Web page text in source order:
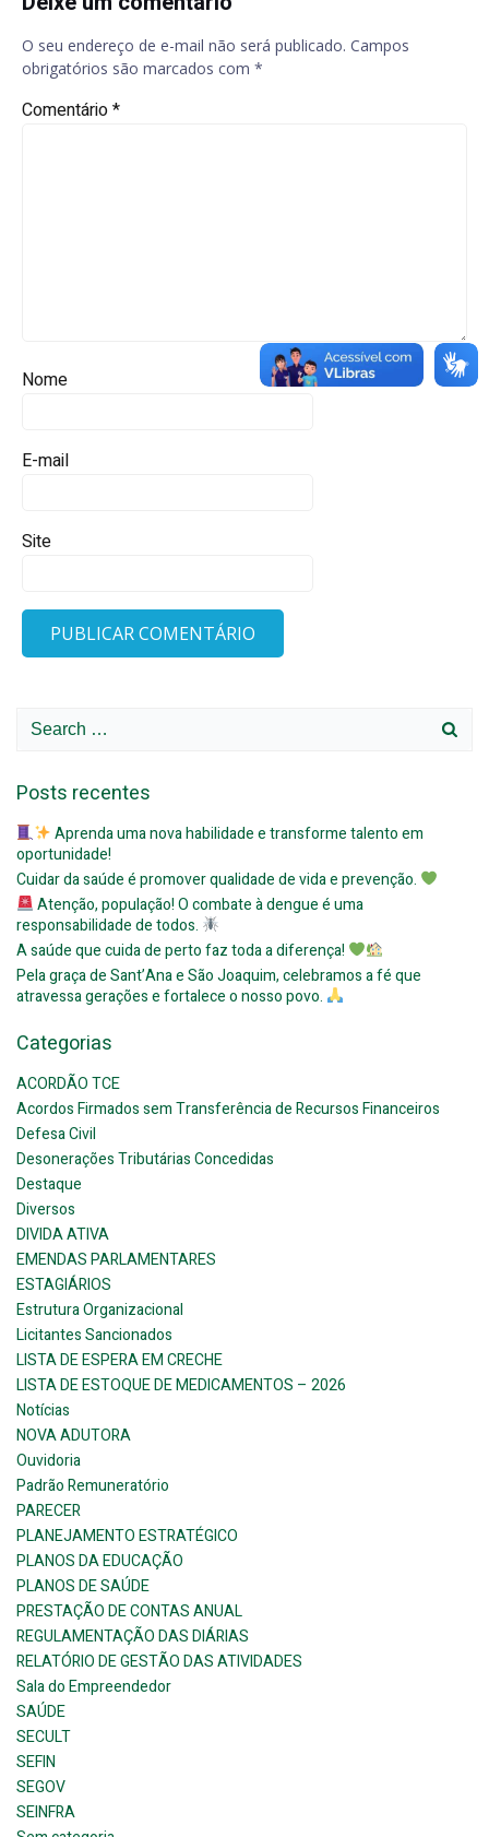
O seu endereço de e-mail não será publicado. Campos
obrigatórios são marcados com *
Comentário*
Nome
E-mail
Site
Search
Posts recentes
Aprenda uma nova habilidade e transforme talento em
oportunidade!
Cuidar da saúde é promover qualidade de vida e prevenção.
Atenção, população! O combate à dengue é uma
responsabilidade de todos.
A saúde que cuida de perto faz toda a diferença!
Pela graça de Sant’Ana e São Joaquim, celebramos a fé que
atravessa gerações e fortalece o nosso povo.
Categorias
ACORDÃO TCE
Acordos Firmados sem Transferência de Recursos Financeiros
Defesa Civil
Desonerações Tributárias Concedidas
Destaque
Diversos
DIVIDA ATIVA
EMENDAS PARLAMENTARES
ESTAGIÁRIOS
Estrutura Organizacional
Licitantes Sancionados
LISTA DE ESPERA EM CRECHE
LISTA DE ESTOQUE DE MEDICAMENTOS – 2026
Notícias
NOVA ADUTORA
Ouvidoria
Padrão Remuneratório
PARECER
PLANEJAMENTO ESTRATÉGICO
PLANOS DA EDUCAÇÃO
PLANOS DE SAÚDE
PRESTAÇÃO DE CONTAS ANUAL
REGULAMENTAÇÃO DAS DIÁRIAS
RELATÓRIO DE GESTÃO DAS ATIVIDADES
Sala do Empreendedor
SAÚDE
SECULT
SEFIN
SEGOV
SEINFRA